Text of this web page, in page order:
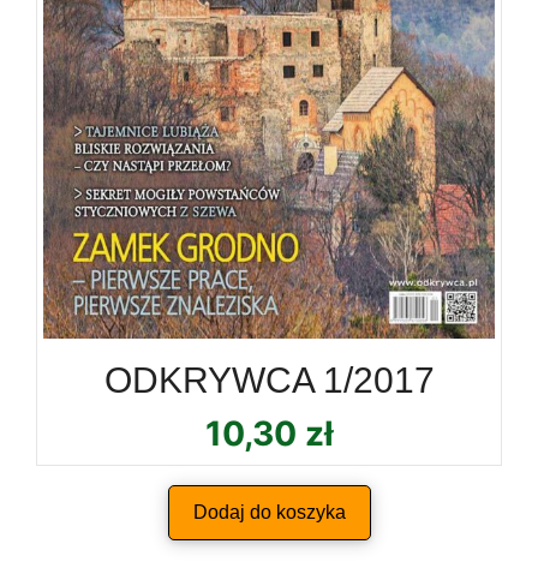
ODKRYWCA 1/2017
10,30 zł
Dodaj do koszyka